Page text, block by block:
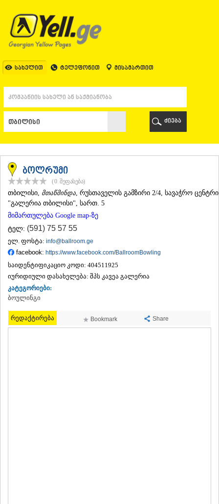
სახელით ტელეფონით მისამართით
ᲗᲑᲘᲚᲘᲡᲘ
ᲗᲑᲘᲚᲘᲡᲘ
ᲐᲤᲮᲐᲖᲔᲗᲘ
ᲒᲐᲚᲘ
ᲑᲐᲗᲣᲛᲘ
ᲥᲝᲑᲣᲚᲔᲗᲘ
ᲨᲣᲐᲮᲔᲕᲘ
ᲩᲐᲥᲕᲘ
ᲝᲖᲣᲠᲒᲔᲗᲘ
ᲩᲝᲮᲐᲢᲐᲣᲠᲘ
ᲣᲠᲔᲙᲘ
ᲘᲛᲔᲠᲔᲗᲘ
ᲑᲐᲦᲓᲐᲗᲘ
ᲕᲐᲜᲘ
ᲖᲔᲡᲢᲐᲤᲝᲜᲘ
ᲗᲔᲠᲯᲝᲚᲐ
ᲡᲐᲛᲢᲠᲔᲓᲘᲐ
ᲡᲐᲩᲮᲔᲠᲔ
ᲢᲧᲘᲑᲣᲚᲘ
ᲥᲣᲗᲐᲘᲡᲘ
ᲬᲧᲐᲚᲢᲣᲑᲝ
ᲭᲘᲐᲗᲣᲠᲐ
ᲮᲐᲠᲐᲒᲐᲣᲚᲘ
ᲙᲐᲮᲔᲗᲘ
ᲐᲮᲛᲔᲢᲐ
ძიება
ბოლრუმი
(0 შეფასება)
ᲗᲑᲘᲚᲘᲡᲘ, მთაწმინდა, რუსთაველის გამზირი 2/4, სავაჭრო ცენტრი
"გალერია თბილისი", სართ. 5
მიმართულება Google map-ზე
ტელ: (591) 75 57 55
ელ. ფოსტა: info@ballroom.ge
facebook: https://www.facebook.com/BallroomBowling
საიდენტიფიკაციო კოდი: 404511925
იურიდიული დასახელება: შპს კავეა გალერია
კატეგორიები:
ბოულინგი
რედაქტირება Bookmark Share